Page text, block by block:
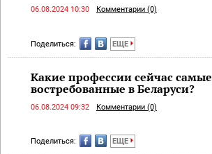
06.08.2024 10:30 Комментарии (0)
Поделиться: ЕЩЕ
Какие профессии сейчас самые
востребованные в Беларуси?
06.08.2024 09:32 Комментарии (0)
Поделиться: ЕЩЕ